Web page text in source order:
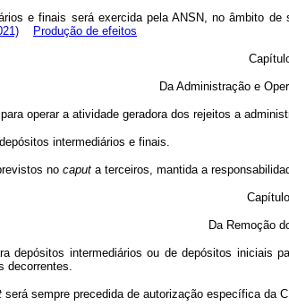
e finais será exercida pela ANSN, no âmbito
Produção de efeitos
Da Administração e
operar a atividade geradora dos rejeitos a
intermediários e finais.
no caput a terceiros, mantida a
Da Remoção
depósitos intermediários ou de depósitos iniciais
decorrentes.
será sempre precedida de autorização específica da